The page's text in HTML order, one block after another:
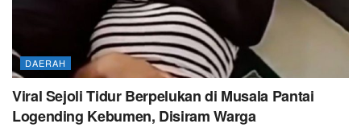
DAERAH
Viral Sejoli Tidur Berpelukan di Musala Pantai
Logending Kebumen, Disiram Warga